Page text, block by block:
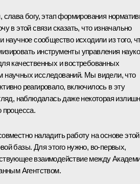
богу, этап формирования
в этой связи сказать, что изначально
научное сообщество исходили из того,
инструменты управления
качественных и востребованных
научных исследований. Мы видели, что
реагировало, включилось в эту
наблюдалась даже некоторая
процесса.
наладить работу на основе этой
базы. Для этого нужно, во‑первых,
взаимодействие между
Агентством.